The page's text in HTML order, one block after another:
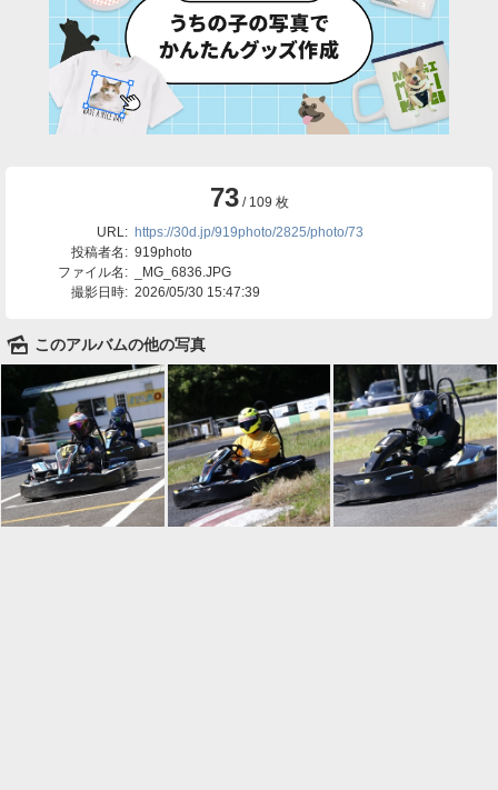
73 / 109 枚
URL: https://30d.jp/919photo/2825/photo/73
投稿者名: 919photo
ファイル名:
_MG_6836.JPG
撮影日時: 2026/05/30 15:47:39
🌄 このアルバムの他の写真